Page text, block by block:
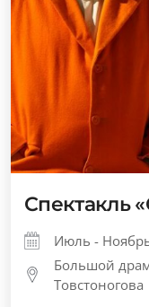
Спектакль
Июль -
Большой
Товстоногова